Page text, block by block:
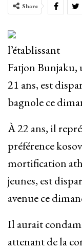
Share
l’établissant
Fatjon Bunjaku,
21 ans, est
bagnole ce
À 22 ans, il
préférence
mortification
jeunes, est
avenue ce
Il aurait
attenant de la